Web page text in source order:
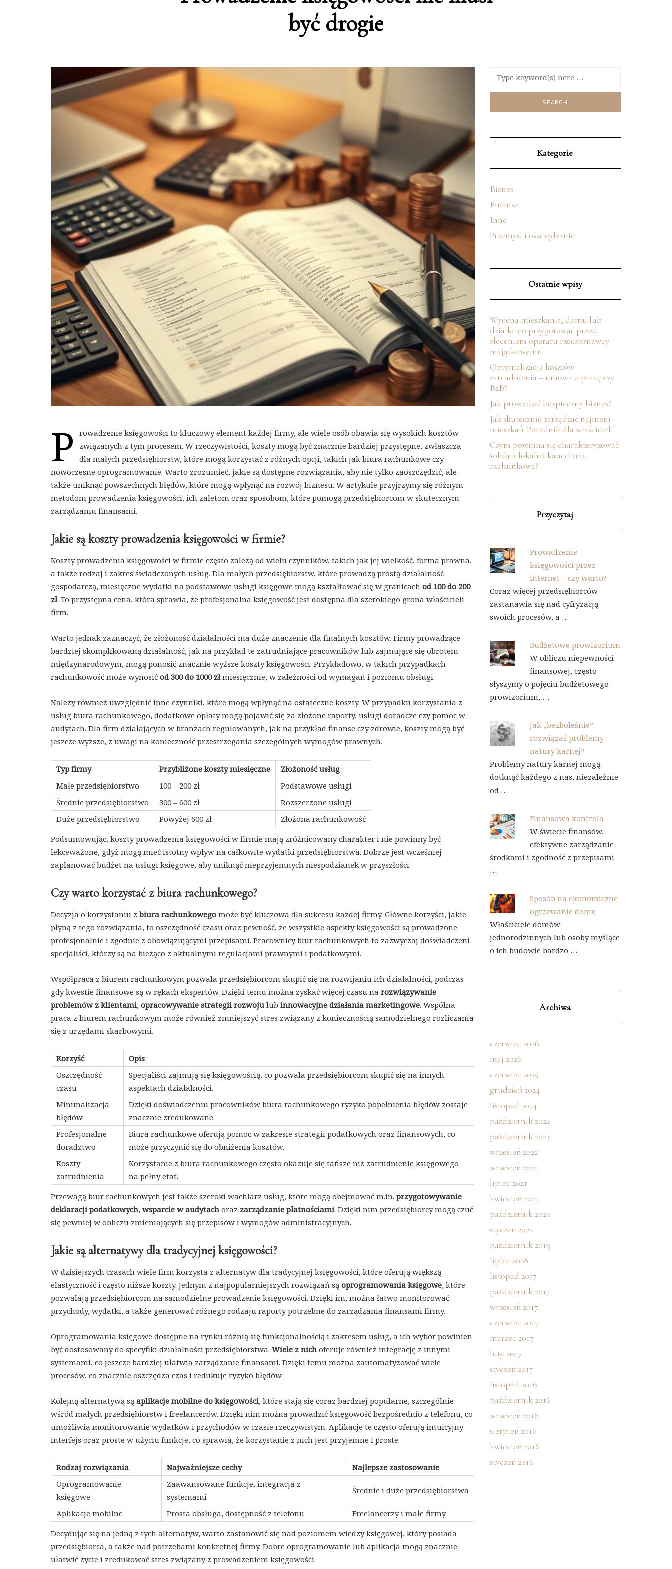
być drogie
P
rowadzenie księgowości to kluczowy element każdej firmy, ale wiele osób obawia się wysokich kosztów
związanych z tym procesem. W rzeczywistości, koszty mogą być znacznie bardziej przystępne, zwłaszcza
dla małych przedsiębiorstw, które mogą korzystać z różnych opcji, takich jak biura rachunkowe czy
nowoczesne oprogramowanie. Warto zrozumieć, jakie są dostępne rozwiązania, aby nie tylko zaoszczędzić, ale
także uniknąć powszechnych błędów, które mogą wpłynąć na rozwój biznesu. W artykule przyjrzymy się różnym
metodom prowadzenia księgowości, ich zaletom oraz sposobom, które pomogą przedsiębiorcom w skutecznym
zarządzaniu finansami.
Jakie są koszty prowadzenia księgowości w firmie?
Koszty prowadzenia księgowości w firmie często zależą od wielu czynników, takich jak jej wielkość, forma prawna,
a także rodzaj i zakres świadczonych usług. Dla małych przedsiębiorstw, które prowadzą prostą działalność
gospodarczą, miesięczne wydatki na podstawowe usługi księgowe mogą kształtować się w granicach od 100 do 200
zł. To przystępna cena, która sprawia, że profesjonalna księgowość jest dostępna dla szerokiego grona właścicieli
firm.
Warto jednak zaznaczyć, że złożoność działalności ma duże znaczenie dla finalnych kosztów. Firmy prowadzące
bardziej skomplikowaną działalność, jak na przykład te zatrudniające pracowników lub zajmujące się obrotem
międzynarodowym, mogą ponosić znacznie wyższe koszty księgowości. Przykładowo, w takich przypadkach
rachunkowość może wynosić od 300 do 1000 złmiesięcznie, w zależności od wymagań i poziomu obsługi.
Należy również uwzględnić inne czynniki, które mogą wpłynąć na ostateczne koszty. W przypadku korzystania z
usług biura rachunkowego, dodatkowe opłaty mogą pojawić się za złożone raporty, usługi doradcze czy pomoc w
audytach. Dla firm działających w branżach regulowanych, jak na przykład finanse czy zdrowie, koszty mogą być
jeszcze wyższe, z uwagi na konieczność przestrzegania szczególnych wymogów prawnych.
Typ firmy Przybliżone koszty miesięczne
Złożoność usług
Małe przedsiębiorstwo
100 – 200 zł
Podstawowe usługi
Średnie przedsiębiorstwo
300 – 600 zł
Rozszerzone usługi
Duże przedsiębiorstwo
Powyżej 600 zł
Złożona rachunkowość
Podsumowując, koszty prowadzenia księgowości w firmie mają zróżnicowany charakter i nie powinny być
lekceważone, gdyż mogą mieć istotny wpływ na całkowite wydatki przedsiębiorstwa. Dobrze jest wcześniej
zaplanować budżet na usługi księgowe, aby uniknąć nieprzyjemnych niespodzianek w przyszłości.
Czy warto korzystać z biura rachunkowego?
Decyzja o korzystaniu z biura rachunkowego może być kluczowa dla sukcesu każdej firmy. Główne korzyści, jakie
płyną z tego rozwiązania, to oszczędność czasu oraz pewność, że wszystkie aspekty księgowości są prowadzone
profesjonalnie i zgodnie z obowiązującymi przepisami. Pracownicy biur rachunkowych to zazwyczaj doświadczeni
specjaliści, którzy są na bieżąco z aktualnymi regulacjami prawnymi i podatkowymi.
Współpraca z biurem rachunkowym pozwala przedsiębiorcom skupić się na rozwijaniu ich działalności, podczas
gdy kwestie finansowe są w rękach ekspertów. Dzięki temu można zyskać więcej czasu na rozwiązywanie
problemów z klientami, opracowywanie strategii rozwoju lub innowacyjne działania marketingowe. Wspólna
praca z biurem rachunkowym może również zmniejszyć stres związany z koniecznością samodzielnego rozliczania
się z urzędami skarbowymi.
Korzyść
Opis
Oszczędność
czasu
Specjaliści zajmują się księgowością, co pozwala przedsiębiorcom skupić się na innych
aspektach działalności.
Minimalizacja
błędów
Dzięki doświadczeniu pracowników biura rachunkowego ryzyko popełnienia błędów zostaje
znacznie zredukowane.
Profesjonalne
doradztwo
Biura rachunkowe oferują pomoc w zakresie strategii podatkowych oraz finansowych, co
może przyczynić się do obniżenia kosztów.
Koszty
zatrudnienia
Korzystanie z biura rachunkowego często okazuje się tańsze niż zatrudnienie księgowego
na pełny etat.
Przewagą biur rachunkowych jest także szeroki wachlarz usług, które mogą obejmować m.in. przygotowywanie
deklaracji podatkowych, wsparcie w audytach oraz zarządzanie płatnościami. Dzięki nim przedsiębiorcy mogą czuć
się pewniej w obliczu zmieniających się przepisów i wymogów administracyjnych.
Jakie są alternatywy dla tradycyjnej księgowości?
W dzisiejszych czasach wiele firm korzysta z alternatyw dla tradycyjnej księgowości, które oferują większą
elastyczność i często niższe koszty. Jednym z najpopularniejszych rozwiązań są oprogramowania księgowe, które
pozwalają przedsiębiorcom na samodzielne prowadzenie księgowości. Dzięki im, można łatwo monitorować
przychody, wydatki, a także generować różnego rodzaju raporty potrzebne do zarządzania finansami firmy.
Oprogramowania księgowe dostępne na rynku różnią się funkcjonalnością i zakresem usług, a ich wybór powinien
być dostosowany do specyfiki działalności przedsiębiorstwa. Wiele z nich oferuje również integrację z innymi
systemami, co jeszcze bardziej ułatwia zarządzanie finansami. Dzięki temu można zautomatyzować wiele
procesów, co znacznie oszczędza czas i redukuje ryzyko błędów.
Kolejną alternatywą są aplikacje mobilne do księgowości, które stają się coraz bardziej popularne, szczególnie
wśród małych przedsiębiorstw i freelancerów. Dzięki nim można prowadzić księgowość bezpośrednio z telefonu, co
umożliwia monitorowanie wydatków i przychodów w czasie rzeczywistym. Aplikacje te często oferują intuicyjny
interfejs oraz proste w użyciu funkcje, co sprawia, że korzystanie z nich jest przyjemne i proste.
Rodzaj rozwiązania Najważniejsze cechy
Najlepsze zastosowanie
Oprogramowanie
księgowe
Zaawansowane funkcje, integracja z
systemami
Średnie i duże przedsiębiorstwa
Aplikacje mobilne Prosta obsługa, dostępność z telefonu
Freelancerzy i małe firmy
Decydując się na jedną z tych alternatyw, warto zastanowić się nad poziomem wiedzy księgowej, który posiada
przedsiębiorca, a także nad potrzebami konkretnej firmy. Dobre oprogramowanie lub aplikacja mogą znacznie
ułatwić życie i zredukować stres związany z prowadzeniem księgowości.
Kategorie
Biznes
Finanse
Inne
Przemysł i oszczędzanie
Ostatnie wpisy
Wycena mieszkania, domu lub
działki: co przygotować przed
zleceniem operatu rzeczoznawcy
majątkowemu
Optymalizacja kosztów
zatrudnienia – umowa o pracę czy
B2B?
Jak prowadzić bezpieczny biznes?
Jak skutecznie zarządzać najmem
mieszkań: Poradnik dla właścicieli
Czym powinna się charakteryzować
solidna lokalna kancelaria
rachunkowa?
Przyczytaj
Prowadzenie
księgowości przez
Internet – czy warto?
Coraz więcej przedsiębiorców
zastanawia się nad cyfryzacją
swoich procesów, a …
Budżetowe prowizorium
W obliczu niepewności
finansowej, często
słyszymy o pojęciu budżetowego
prowizorium, …
Jak „bezboleśnie”
rozwiązać problemy
natury karnej?
Problemy natury karnej mogą
dotknąć każdego z nas, niezależnie
od …
Finansowa kontrola
W świecie finansów,
efektywne zarządzanie
środkami i zgodność z przepisami
…
Sposób na ekonomiczne
ogrzewanie domu
Właściciele domów
jednorodzinnych lub osoby myślące
o ich budowie bardzo …
Archiwa
czerwiec 2026
maj 2026
czerwiec 2025
grudzień 2024
listopad 2024
październik 2024
październik 2023
wrzesień 2022
wrzesień 2021
lipiec 2021
kwiecień 2021
październik 2020
styczeń 2020
październik 2019
lipiec 2018
listopad 2017
październik 2017
wrzesień 2017
czerwiec 2017
marzec 2017
luty 2017
styczeń 2017
listopad 2016
październik 2016
wrzesień 2016
sierpień 2016
kwiecień 2016
styczeń 2016